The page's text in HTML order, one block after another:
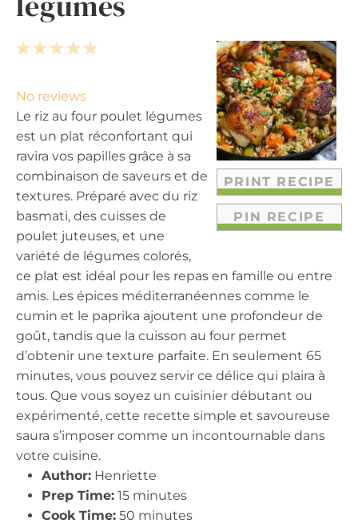
PRINT RECIPE
PIN RECIPE
5
a
r
s
4
t
a
r
s
3
t
a
r
s
2
t
a
r
s
1
t
a
r
No reviews
Le riz au four poulet légumes
est un plat réconfortant qui
ravira vos papilles grâce à sa
combinaison de saveurs et de
textures. Préparé avec du riz
basmati, des cuisses de
poulet juteuses, et une
variété de légumes colorés,
ce plat est idéal pour les repas en famille ou entre
amis. Les épices méditerranéennes comme le
cumin et le paprika ajoutent une profondeur de
goût, tandis que la cuisson au four permet
d’obtenir une texture parfaite. En seulement 65
minutes, vous pouvez servir ce délice qui plaira à
tous. Que vous soyez un cuisinier débutant ou
expérimenté, cette recette simple et savoureuse
saura s’imposer comme un incontournable dans
votre cuisine.
Author: Henriette
Prep Time: 15 minutes
Cook Time: 50 minutes